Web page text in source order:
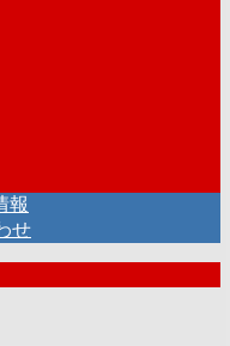
報
せ